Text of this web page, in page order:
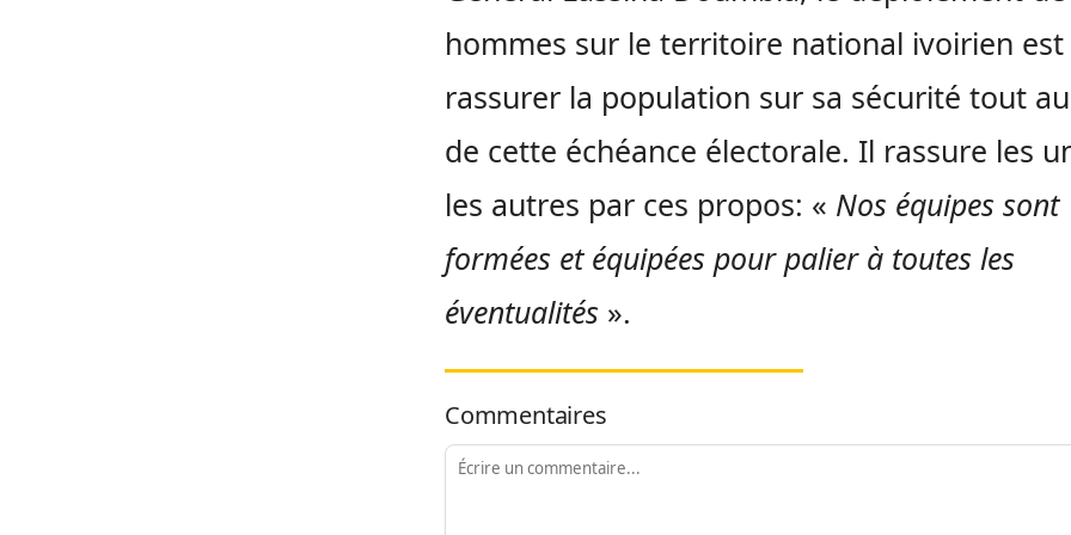
hommes sur le territoire national ivoirien est
rassurer la population sur sa sécurité tout
de cette échéance électorale. Il rassure les
les autres par ces propos: « Nos équipes sont
formées et équipées pour palier à toutes les
éventualités ».
Commentaires